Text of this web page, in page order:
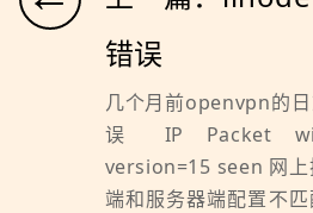
错误
几个月前openvpn的
误 IP Packet
version=15 seen 网上
端和服务器端配置不